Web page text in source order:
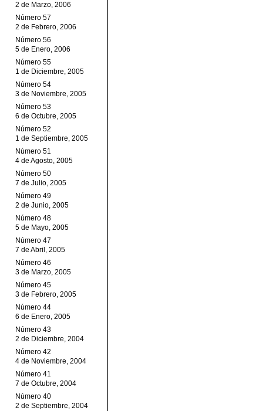
2 de Marzo, 2006
Número 57
2 de Febrero, 2006
Número 56
5 de Enero, 2006
Número 55
1 de Diciembre, 2005
Número 54
3 de Noviembre, 2005
Número 53
6 de Octubre, 2005
Número 52
1 de Septiembre, 2005
Número 51
4 de Agosto, 2005
Número 50
7 de Julio, 2005
Número 49
2 de Junio, 2005
Número 48
5 de Mayo, 2005
Número 47
7 de Abril, 2005
Número 46
3 de Marzo, 2005
Número 45
3 de Febrero, 2005
Número 44
6 de Enero, 2005
Número 43
2 de Diciembre, 2004
Número 42
4 de Noviembre, 2004
Número 41
7 de Octubre, 2004
Número 40
2 de Septiembre, 2004